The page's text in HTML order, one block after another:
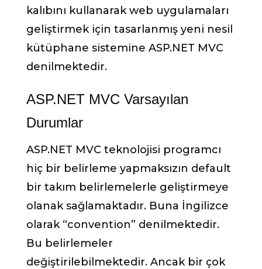
kalıbını kullanarak web uygulamaları
geliştirmek için tasarlanmış yeni nesil
kütüphane sistemine ASP.NET MVC
denilmektedir.
ASP.NET MVC Varsayılan
Durumlar
ASP.NET MVC teknolojisi programcı
hiç bir belirleme yapmaksızın default
bir takım belirlemelerle geliştirmeye
olanak sağlamaktadır. Buna İngilizce
olarak “convention” denilmektedir.
Bu belirlemeler
değiştirilebilmektedir. Ancak bir çok